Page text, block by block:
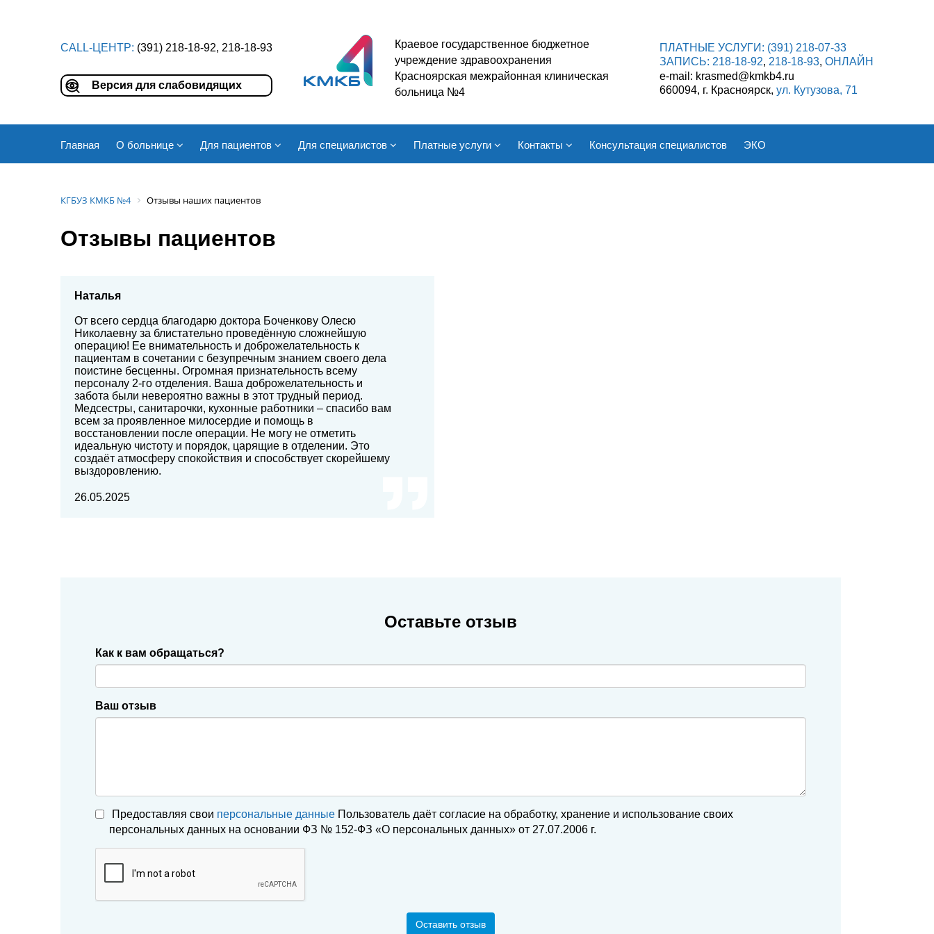
CALL-ЦЕНТР: (391) 218-18-92, 218-18-93
Версия для слабовидящих
Краевое государственное бюджетное
учреждение здравоохранения
Красноярская межрайонная клиническая
больница №4
ПЛАТНЫЕ УСЛУГИ: (391) 218-07-33
ЗАПИСЬ: 218-18-92, 218-18-93, ОНЛАЙН
e-mail: krasmed@kmkb4.ru
660094, г. Красноярск, ул. Кутузова, 71
Главная О больнице Для пациентов Для специалистов Платные услуги Контакты Консультация специалистов ЭКО
КГБУЗ КМКБ №4 Отзывы наших пациентов
Отзывы пациентов
Наталья
От всего сердца благодарю доктора Боченкову Олесю
Николаевну за блистательно проведённую сложнейшую
операцию! Ее внимательность и доброжелательность к
пациентам в сочетании с безупречным знанием своего дела
поистине бесценны. Огромная признательность всему
персоналу 2-го отделения. Ваша доброжелательность и
забота были невероятно важны в этот трудный период.
Медсестры, санитарочки, кухонные работники – спасибо вам
всем за проявленное милосердие и помощь в
восстановлении после операции. Не могу не отметить
идеальную чистоту и порядок, царящие в отделении. Это
создаёт атмосферу спокойствия и способствует скорейшему
выздоровлению.
26.05.2025
Оставьте отзыв
Как к вам обращаться?
Ваш отзыв
Предоставляя свои персональные данные Пользователь даёт согласие на обработку, хранение и использование своих
персональных данных на основании ФЗ № 152-ФЗ «О персональных данных» от 27.07.2006 г.
Оставить отзыв